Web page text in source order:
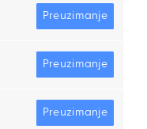
Preuzimanje
Preuzimanje
Preuzimanje